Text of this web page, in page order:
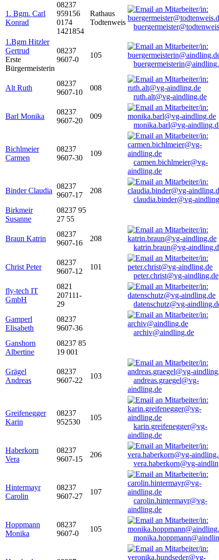
1. Bgm. Carl
Konrad
08237
959156
0174
1421854
Rathaus
Todtenweis
1.Bgm Hitzler
Gertrud
Erste
Bürgermeisterin
08237
9607-0
105
Alt Ruth
08237
9607-10
008
ruth.alt@vg-aindling.de
Barl Monika
08237
9607-20
009
monika.barl@vg-
Bichlmeier
Carmen
08237
9607-30
109
carmen.bichlmeier@vg-
aindling.de
Binder Claudia
08237
9607-17
208
claudia.binder@vg-
Birkmeir
Susanne
08237 95
27 55
Braun Katrin
08237
9607-16
208
katrin.braun@vg-
Christ Peter
08237
9607-12
101
peter.christ@vg-aindling.de
fly-tech IT
GmbH
0821
207111-
29
datenschutz@vg-
Gamperl
Elisabeth
08237
9607-36
archiv@aindling.de
Ganshorn
Albertine
08237 85
19 001
Grägel
Andreas
08237
9607-22
103
andreas.graegel@vg-
aindling.de
Greifenegger
Karin
08237
952530
105
karin.greifenegger@vg-
aindling.de
Haberkorn
Vera
08237
9607-15
206
vera.haberkorn@vg-
Hintermayr
Carolin
08237
9607-27
107
carolin.hintermayr@vg-
aindling.de
Hoppmann
Monika
08237
9607-0
105